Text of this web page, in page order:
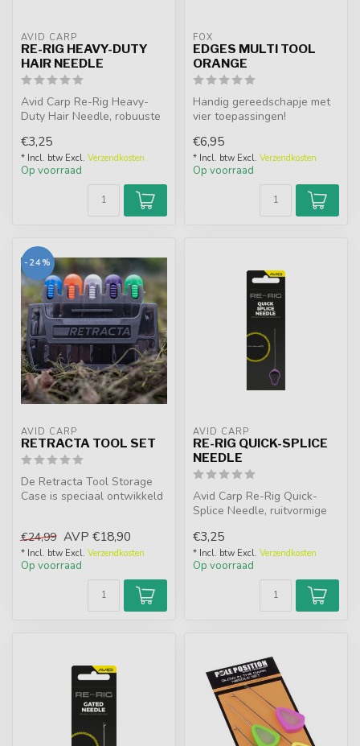
AVID CARP
RE-RIG HEAVY-DUTY
HAIR NEEDLE
Avid Carp Re-Rig Heavy-
Duty Hair Needle, robuuste
boil...
€3,25
* Incl. btw Excl. Verzendkosten
Op voorraad
FOX
EDGES MULTI TOOL
ORANGE
Handig gereedschapje met
vier toepassingen!
€6,95
* Incl. btw Excl. Verzendkosten
Op voorraad
-24%
AVID CARP
RETRACTA TOOL SET
De Retracta Tool Storage
Case is speciaal ontwikkeld
€24,99 AVP €18,90
* Incl. btw Excl. Verzendkosten
Op voorraad
AVID CARP
RE-RIG QUICK-SPLICE
NEEDLE
Avid Carp Re-Rig Quick-
Splice Needle, ruitvormige
eenvoudig s...
€3,25
* Incl. btw Excl. Verzendkosten
Op voorraad